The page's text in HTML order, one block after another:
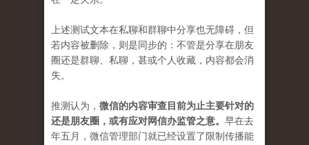
上述测试文本在私聊和群聊中分享也无障碍，但
若内容被删除，则是同步的：不管是分享在朋友
圈还是群聊、私聊，甚或个人收藏，内容都会消
失。
推测认为， 微信的内容审查目前为止主要针对的
还是朋友圈，或有应对网信办监管之意。 早在去
年五月，微信管理部门就已经设置了限制传播能